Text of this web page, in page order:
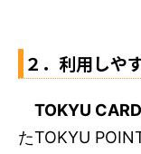
２．利用しや
TOKYU CARD
たTOKYU